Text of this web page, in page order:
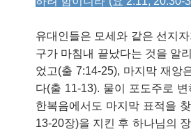
유대인들은 모세와 같은 선지
구가 마침내 끝났다는 것을 알
었고(출 7:14-25), 마지막 재앙
다(출 11-13). 물이 포도주로
한복음에서도 마지막 표적을
13-20장)을 지킨 후 하나님의